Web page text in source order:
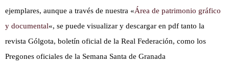
ejemplares, aunque a través de nuestra «Área de patrimonio gráfico
y documental«, se puede visualizar y descargar en pdf tanto la
revista Gólgota, boletín oficial de la Real Federación, como los
Pregones oficiales de la Semana Santa de Granada